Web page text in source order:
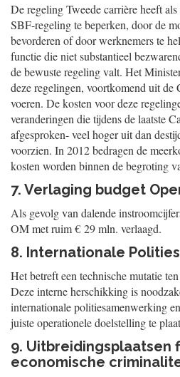
De regeling Tweede carrière heeft
SBF-regeling te beperken, door de
bevorderen of door werknemers te
functie die niet substantieel
de bewuste regeling valt. Het
deze regelingen, voortkomend uit
voeren. De kosten voor deze
veranderingen die tijdens de laatste
afgesproken- veel hoger uit dan
voorzien. In 2012 bedragen de
kosten worden binnen de begroting
7. Verlaging budget
Als gevolg van dalende
OM met ruim € 29 mln. verlaagd.
8. Internationale
Het betreft een technische mutatie
Deze interne herschikking is
internationale politiesamenwerking
juiste operationele doelstelling te
9. Uitbreidingsplaatsen
economische